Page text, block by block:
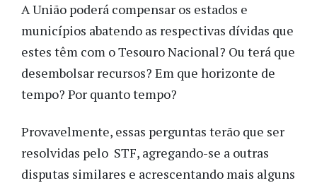
A União poderá compensar os estados e
municípios abatendo as respectivas dívidas que
estes têm com o Tesouro Nacional? Ou terá que
desembolsar recursos? Em que horizonte de
tempo? Por quanto tempo?
Provavelmente, essas perguntas terão que ser
resolvidas pelo STF, agregando-se a outras
disputas similares e acrescentando mais alguns